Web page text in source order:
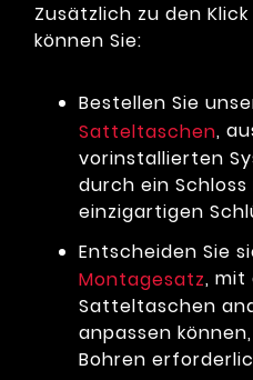
Zusätzlich zu den
können Sie:
Bestellen Sie
Satteltaschen,
vorinstallierten
durch ein
einzigartigen
Entscheiden Sie
Montagesatz, mit
Satteltaschen
anpassen
Bohren